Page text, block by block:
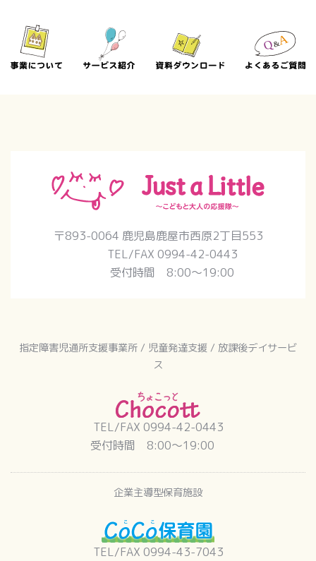
〒893-0064 鹿児島鹿屋市西原2丁目553
TEL/FAX 0994-42-0443
受付時間 8:00〜19:00
指定障害児通所支援事業所 / 児童発達支援 / 放課後デイサービ
ス
TEL/FAX 0994-42-0443
受付時間 8:00〜19:00
企業主導型保育施設
TEL/FAX 0994-43-7043